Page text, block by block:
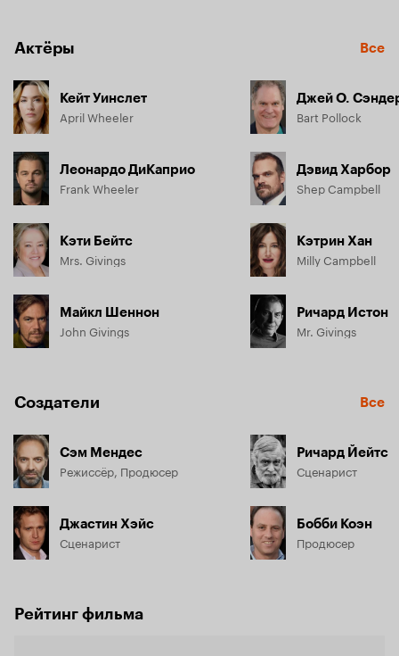
Актёры Все
Кейт Уинслет
April Wheeler
Леонардо ДиКаприо
Frank Wheeler
Кэти Бейтс
Mrs. Givings
Майкл Шеннон
John Givings
Джей О.
Bart Pollock
Дэвид Харбор
Shep Campbell
Кэтрин Хан
Milly Campbell
Ричард Истон
Mr. Givings
Создатели Все
Сэм Мендес
Режиссёр, Продюсер
Джастин Хэйс
Сценарист
Ричард Йейтс
Сценарист
Бобби Коэн
Продюсер
Рейтинг фильма